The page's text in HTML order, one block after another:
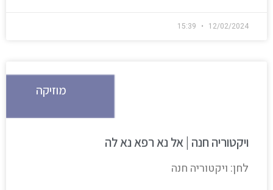
12/02/2024
מוזיקה
ויקטוריה חנה | אל נא רפא נא לה
לחן: ויקטוריה חנה